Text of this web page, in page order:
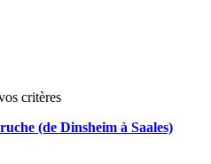
critères
(de Dinsheim à Saales)